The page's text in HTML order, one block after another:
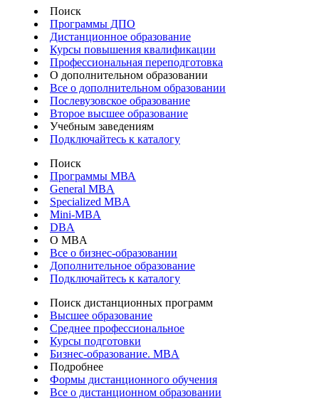
Поиск
Программы ДПО
Дистанционное образование
Курсы повышения квалификации
Профессиональная переподготовка
О дополнительном образовании
Все о дополнительном образовании
Послевузовское образование
Второе высшее образование
Учебным заведениям
Подключайтесь к каталогу
Поиск
Программы МВА
General MBA
Specialized MBA
Mini-MBA
DBA
О MBA
Все о бизнес-образовании
Дополнительное образование
Подключайтесь к каталогу
Поиск дистанционных программ
Высшее образование
Среднее профессиональное
Курсы подготовки
Бизнес-образование. MBA
Подробнее
Формы дистанционного обучения
Все о дистанционном образовании